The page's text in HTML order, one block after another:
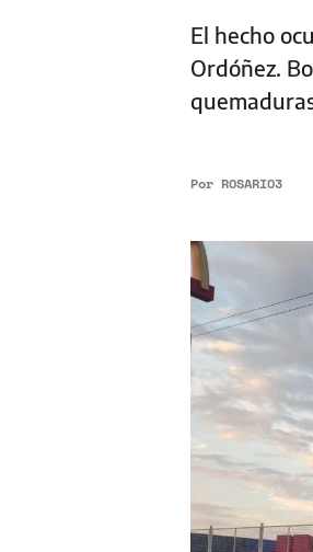
El hecho
Ordóñez.
Por ROSARIO3